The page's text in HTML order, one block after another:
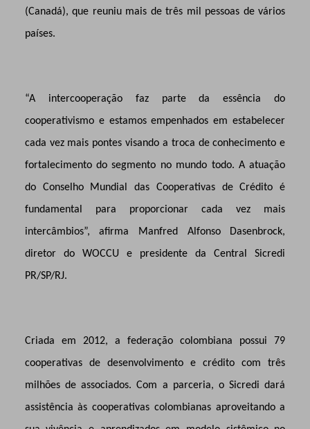
(Canadá), que reuniu mais de três mil pessoas de vários
países.
“A intercooperação faz parte da essência do
cooperativismo e estamos empenhados em estabelecer
cada vez mais pontes visando a troca de conhecimento e
fortalecimento do segmento no mundo todo. A atuação
do Conselho Mundial das Cooperativas de Crédito é
fundamental para proporcionar cada vez mais
intercâmbios”, afirma Manfred Alfonso Dasenbrock,
diretor do WOCCU e presidente da Central Sicredi
PR/SP/RJ.
Criada em 2012, a federação colombiana possui 79
cooperativas de desenvolvimento e crédito com três
milhões de associados. Com a parceria, o Sicredi dará
assistência às cooperativas colombianas aproveitando a